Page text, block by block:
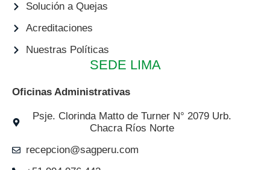
Solución a Quejas
Acreditaciones
Nuestras Políticas
SEDE LIMA
Oficinas Administrativas
Psje. Clorinda Matto de Turner N° 2079 Urb.
Chacra Ríos Norte
recepcion@sagperu.com